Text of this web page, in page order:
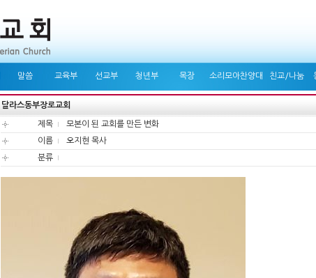
말씀 교육부 선교부 청년부 목장 소리모아찬양대 친교/나눔
달라스동부장로교회
제목
모본이 된 교회를 만든 변화
이름
오지현 목사
분류